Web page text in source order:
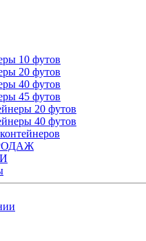
10 футов
20 футов
40 футов
45 футов
20 футов
40 футов